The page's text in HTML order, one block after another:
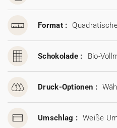
Format :
Schokolade : Bio-
Druck-Optionen :
Umschlag :